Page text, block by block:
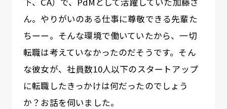
ん。やりがいのある仕事に尊敬できる先輩た
ちーー。そんな環境で働いていたから、一切
転職は考えていなかったのだそうです。そん
な彼女が、社員数10人以下のスタートアップ
に転職したきっかけは何だったのでしょう
か？お話を伺いました。